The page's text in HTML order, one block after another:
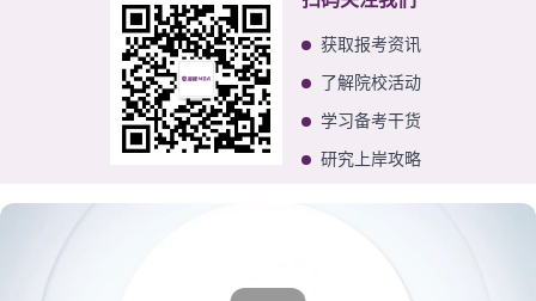
获取报考资讯
了解院校活动
学习备考干货
研究上岸攻略